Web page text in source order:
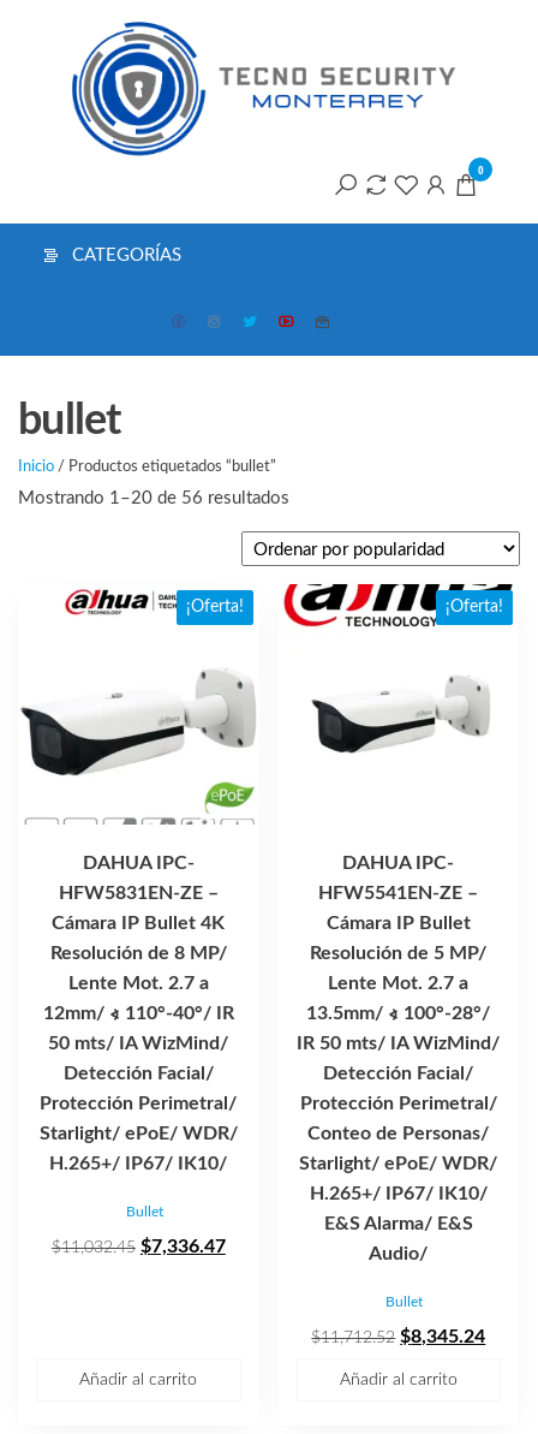
contenido
0
CATEGORÍAS
bullet
Inicio / Productos etiquetados “bullet”
Mostrando 1–20 de 56 resultados
popularidad
¡Oferta!
DAHUA IPC-
HFW5831EN-ZE –
Cámara IP Bullet 4K
Resolución de 8 MP/
Lente Mot. 2.7 a
12mm/ ∢ 110°-40°/ IR
50 mts/ IA WizMind/
Detección Facial/
Protección Perimetral/
Starlight/ ePoE/ WDR/
H.265+/ IP67/ IK10/
Bullet
$11,032.45 El
$7,336.47El
Añadir al carrito
¡Oferta!
DAHUA IPC-
HFW5541EN-ZE –
Cámara IP Bullet
Resolución de 5 MP/
Lente Mot. 2.7 a
13.5mm/ ∢ 100°-28°/
IR 50 mts/ IA WizMind/
Detección Facial/
Protección Perimetral/
Conteo de Personas/
Starlight/ ePoE/ WDR/
H.265+/ IP67/ IK10/
E&S Alarma/ E&S
Audio/
Bullet
$11,712.52 El
$8,345.24El
Añadir al carrito